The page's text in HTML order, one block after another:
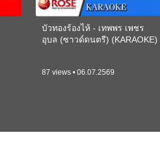
บัวทองร้องไห้ - เทพพร เพชร
อุบล (ซาวด์ดนตรี) (KARAOKE)
87 views • 06.07.2569